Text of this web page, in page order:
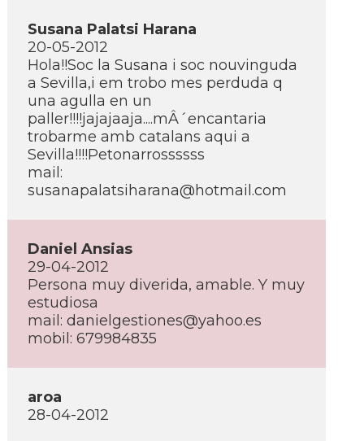
Susana Palatsi Harana
20-05-2012
Hola!!Soc la Susana i soc nouvinguda
a Sevilla,i em trobo mes perduda q
una agulla en un
paller!!!!jajajaaja....mÂ´encantaria
trobarme amb catalans aqui a
Sevilla!!!!Petonarrossssss
mail:
susanapalatsiharana@hotmail.com
Daniel Ansias
29-04-2012
Persona muy diverida, amable. Y muy
estudiosa
mail: danielgestiones@yahoo.es
mobil: 679984835
aroa
28-04-2012